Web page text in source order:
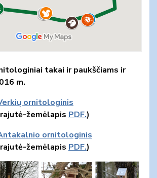
takai ir paukščiams ir
m.
ornitologinis
žemėlapis PDF.)
ornitologinis
žemėlapis PDF.)